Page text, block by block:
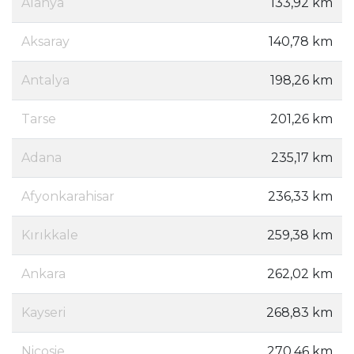
Aksaray 140,78 km
Antalya 198,26 km
Tarse 201,26 km
Adana 235,17 km
Afyonkarahisar 236,33 km
Kırıkkale 259,38 km
Ankara 262,02 km
Kayseri 268,83 km